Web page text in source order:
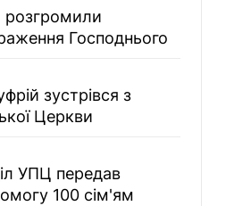
розгромили
Господнього
зустрівся з
Церкви
УПЦ передав
100 сім'ям